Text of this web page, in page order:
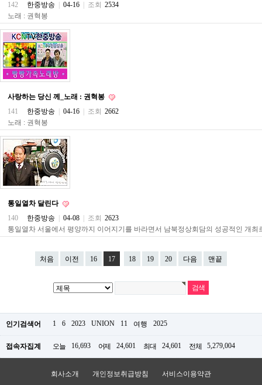
대
출
출
장
파
란
우
성
무
료
만
프
머
판
142
한중방송 04-16 조회 2534
노래 : 권혁봉
사랑하는 당신 께_노래 : 권혁봉
141
한중방송 04-16 조회 2662
노래 : 권혁봉
통일열차 달린다
140
한중방송 04-08 조회 2623
통일열차 서울에서 평양까지 이어지기를 바라면서 남북정상회담의 성공적인 개최
처음 이전 16 17 18 19 20 다음 맨끝
인기검색어 1 6 2023 UNION 11 여행 2025
접속자집계 오늘 16,693 어제 24,601 최대 24,601 전체 5,279,004
회사소개 개인정보취급방침 서비스이용약관